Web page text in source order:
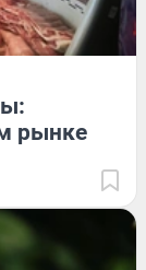
рынке